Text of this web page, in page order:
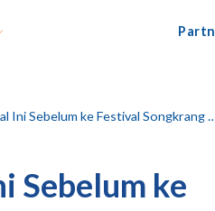
Sebelum ke Festival Songkrang di Thailand
Sebelum ke